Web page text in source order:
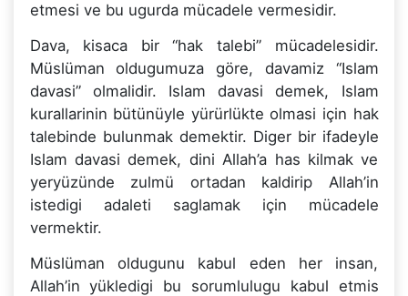
etmesi ve bu ugurda mücadele vermesidir.
Dava, kisaca bir “hak talebi” mücadelesidir.
Müslüman oldugumuza göre, davamiz “Islam
davasi” olmalidir. Islam davasi demek, Islam
kurallarinin bütünüyle yürürlükte olmasi için hak
talebinde bulunmak demektir. Diger bir ifadeyle
Islam davasi demek, dini Allah’a has kilmak ve
yeryüzünde zulmü ortadan kaldirip Allah’in
istedigi adaleti saglamak için mücadele
vermektir.
Müslüman oldugunu kabul eden her insan,
Allah’in yükledigi bu sorumlulugu kabul etmis